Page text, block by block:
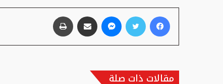
فيسبوك تويتر ماسنجر مشاركة عبر البريد
مقالات ذات صلة